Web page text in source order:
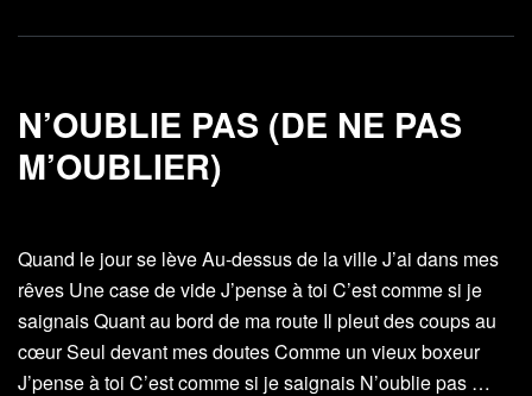
N’OUBLIE PAS (DE NE PAS
M’OUBLIER)
Quand le jour se lève Au-dessus de la ville J’ai dans mes
rêves Une case de vide J’pense à toi C’est comme si je
saignais Quant au bord de ma route Il pleut des coups au
cœur Seul devant mes doutes Comme un vieux boxeur
J’pense à toi C’est comme si je saignais N’oublie pas …